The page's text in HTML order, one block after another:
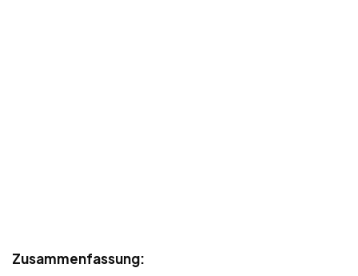
Zusammenfassung: